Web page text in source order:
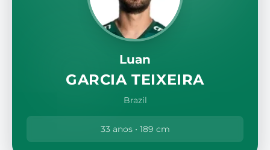
Luan
GARCIA TEIXEIRA
Brazil
33 anos • 189 cm